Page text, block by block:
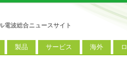
電波総合ニュースサイト
製品 サービス 海外